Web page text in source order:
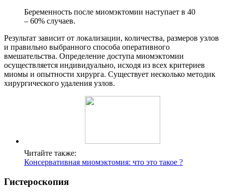
Беременность после миомэктомии наступает в 40
– 60% случаев.
Результат зависит от локализации, количества, размеров узлов
и правильно выбранного способа оперативного
вмешательства. Определение доступа миомэктомии
осуществляется индивидуально, исходя из всех критериев
миомы и опытности хирурга. Существует несколько методик
хирургического удаления узлов.
Читайте также:
Консервативная миомэктомия: что это такое ?
Гистероскопия